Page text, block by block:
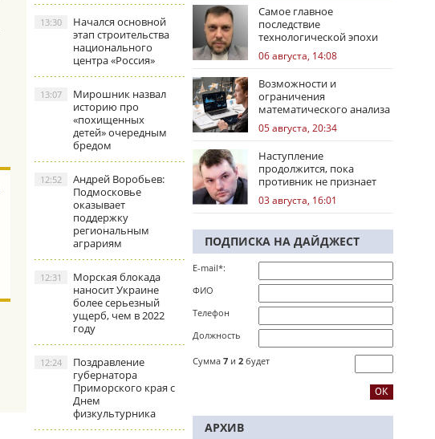
Начался основной
этап строительства
национального
центра «Россия»
13:30
Мирошник назвал
историю про
«похищенных
детей» очередным
бредом
13:07
Андрей Воробьев:
Подмосковье
оказывает
поддержку
региональным
аграриям
12:52
Морская блокада
наносит Украине
более серьезный
ущерб, чем в 2022
году
12:31
Поздравление
губернатора
Приморского края с
Днем
физкультурника
12:24
Самое главное
последствие
технологической эпохи
06 августа, 14:08
Возможности и
ограничения
математического анализа
избирательных кампаний
05 августа, 20:34
Наступление
продолжится, пока
противник не признает
стратегическое
поражение
03 августа, 16:01
ПОДПИСКА НА ДАЙДЖЕСТ
E-mail*:
ФИО
Телефон
Должность
Сумма 7 и 2 будет
АРХИВ